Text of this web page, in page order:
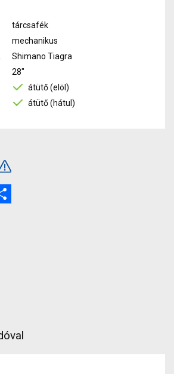
tárcsafék
mechanikus
Shimano Tiagra
28"
átütő (elöl)
átütő (hátul)